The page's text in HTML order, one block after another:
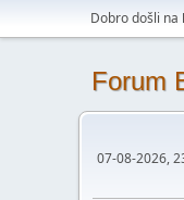
Dobro došli na
Forum
07-08-2026,